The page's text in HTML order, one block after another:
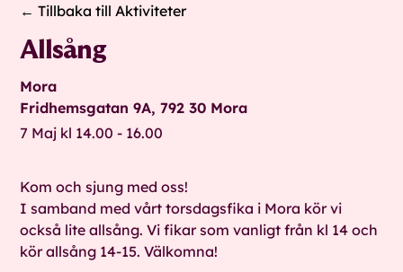
← Tillbaka till Aktiviteter
Allsång
Mora
Fridhemsgatan 9A, 792 30 Mora
7 Maj kl 14.00 - 16.00
Kom och sjung med oss!
I samband med vårt torsdagsfika i Mora kör vi
också lite allsång. Vi fikar som vanligt från kl 14 och
kör allsång 14-15. Välkomna!